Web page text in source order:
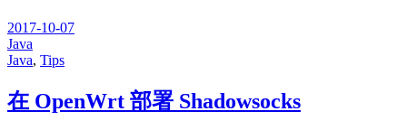
2017-10-07
Java
Java, Tips
在 OpenWrt 部署 Shadowsocks